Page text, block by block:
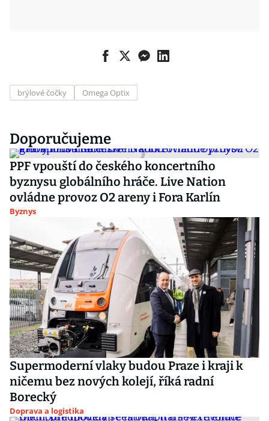
brýlové čočky Omega Optix
Doporučujeme
PPF vpouští do českého koncertního
byznysu globálního hráče. Live Nation
ovládne provoz O2 areny i Fora Karlín
Byznys
Supermoderní vlaky budou Praze i kraji k
ničemu bez nových kolejí, říká radní
Borecký
Doprava a logistika